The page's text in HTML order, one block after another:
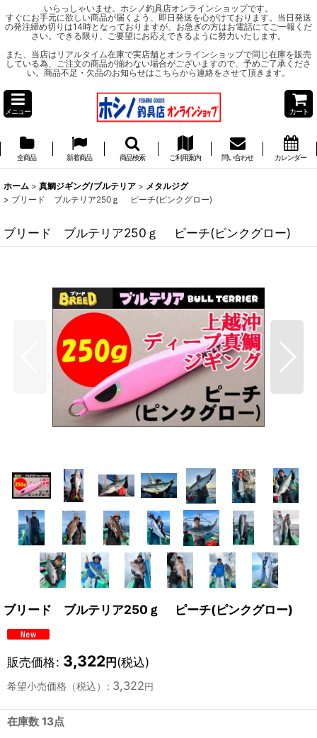
いらっしゃいませ。ホシノ釣具店オンラインショップです。
すぐにお手元に欲しい商品が届くよう、即日発送を心がけております。当日発送
の発注締め切りは14時となっておりますが、お急ぎの方はお電話にてご一報くだ
さい。できる限り、ご要望にお応えできるように努力いたします。
また、当店はリアルタイム在庫で実店舗とオンラインショップで同じ在庫を販売
している為、ご注文の商品が揃わない場合がございますので、予めご了承くださ
い。商品不足・欠品のお知らせはこちらから連絡をさせて頂きます。
メニュー カート
全商品 新着商品 商品検索 ご利用案内 問い合わせ カレンダー
ホーム > 真鯛ジギング/ブルテリア > メタルジグ
> ブリード ブルテリア250ｇ ピーチ(ピンクグロー)
ブリード ブルテリア250ｇ ピーチ(ピンクグロー)
ブリード ブルテリア250ｇ ピーチ(ピンクグロー)
販売価格: 3,322円(税込)
希望小売価格（税込） : 3,322円
在庫数 13点